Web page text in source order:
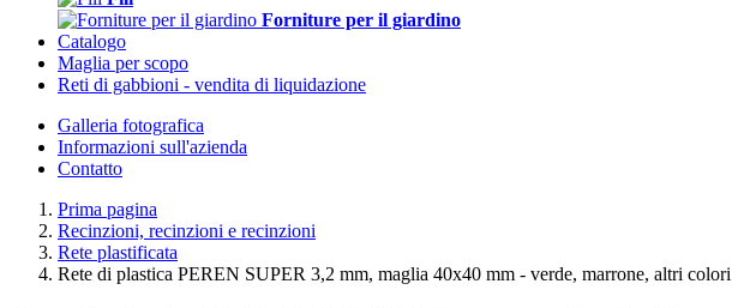
Forniture per il giardino
Catalogo
Maglia per scopo
Reti di gabbioni - vendita di liquidazione
Galleria fotografica
Informazioni sull'azienda
Contatto
Prima pagina
Recinzioni, recinzioni e recinzioni
Rete plastificata
Rete di plastica PEREN SUPER 3,2 mm, maglia 40x40 mm - verde, marrone, altri colori